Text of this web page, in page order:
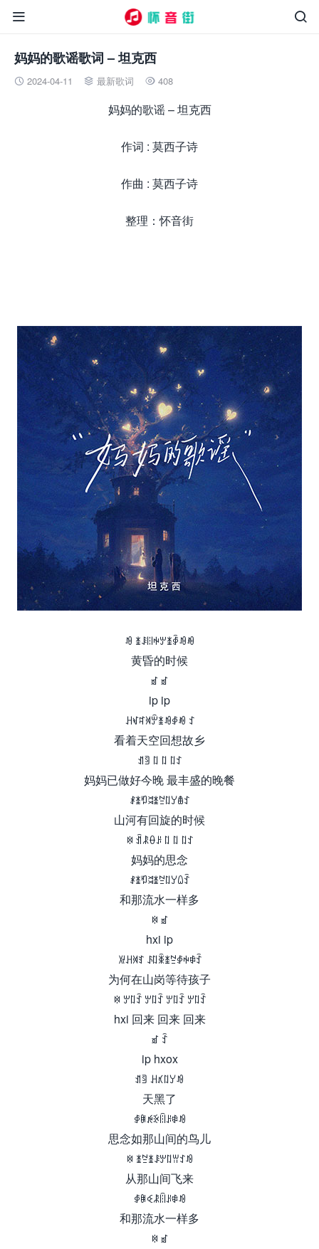


妈妈的歌谣歌词 – 坦克西
 2024-04-11  最新歌词  408
妈妈的歌谣 – 坦克西
作词 : 莫西子诗
作曲 : 莫西子诗
整理：怀音街
ꀑ ꁧꄩꈨꑭꏮꁧꇈꀑꂼ
黄昏的时候
ꀃ ꀃ
ip ip
ꃅꃴꉜꄉꏭꁧꀑꇉꂼ ꉘ
看着天空回想故乡
ꀊꉖ ꇁ ꇁ ꇁꉘ
妈妈已做好今晚 最丰盛的晚餐
ꑴꁧꑳꈬꁧꊂꇁꌦꇊꉘ
山河有回旋的时候
ꉈ ꀉꂿꂷꌠ ꇁ ꇁ ꇁꉘ
妈妈的思念
ꑴꁧꑳꈬꁧꊂꇁꌦꑘꉗ
和那流水一样多
ꉈ ꀃ
hxi ip
ꑟꃅꄉꆏ ꌺꇁꉚꁧꊂꇉꑭꑗꉗ
为何在山岗等待孩子
ꉈ ꏮꇁꉗ ꏮꇁꉗ ꏮꇁꉗ ꏮꇁꉗ
hxi 回来 回来 回来
ꀃ ꉗ
ip hxox
ꀊꉖ ꃅꃤꇁꌦꀑ
天黑了
ꇉꆊꉌꊭꈧꌠꑗꀑ
思念如那山间的鸟儿
ꉈ ꁧꊂꁧꄩꏮꇁꀕꉘꀑ
从那山间飞来
ꇉꆊꒊꂿꈧꌠꑗꀑ
和那流水一样多
ꉈ ꀃ